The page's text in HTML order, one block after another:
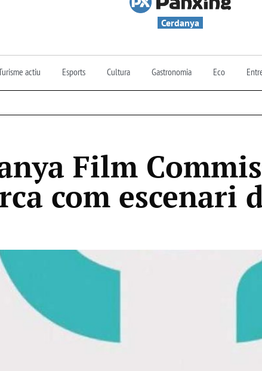
Cerdanya
actiu Esports Cultura Gastronomia Eco
Film
com escenari